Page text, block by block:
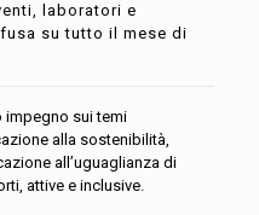
laboratori e
su tutto il mese di
impegno sui temi
alla sostenibilità,
all’uguaglianza di
attive e inclusive.